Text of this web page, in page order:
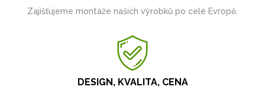
Zajišťujeme montáže našich výrobků po celé Evropě.
DESIGN, KVALITA, CENA